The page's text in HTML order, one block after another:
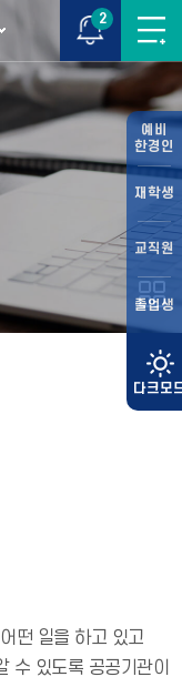
2
예비
한경인
재학생
교직원
졸업생
떤 일을 하고 있고
수 있도록 공공기관이